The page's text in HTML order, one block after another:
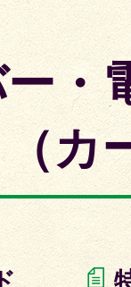
・
カ